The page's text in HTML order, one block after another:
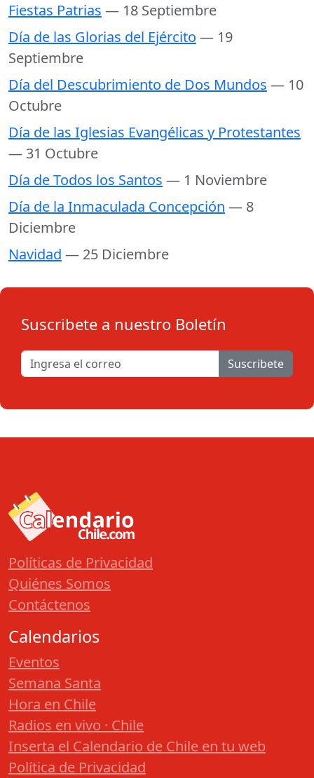
Fiestas Patrias — 18 Septiembre
Día de las Glorias del Ejército — 19
Septiembre
Día del Descubrimiento de Dos Mundos — 10
Octubre
Día de las Iglesias Evangélicas y Protestantes
— 31 Octubre
Día de Todos los Santos — 1 Noviembre
Día de la Inmaculada Concepción — 8
Diciembre
Navidad — 25 Diciembre
Suscribete a nuestro Boletín
Suscribete
Políticas de Privacidad
Quiénes Somos
Contáctenos
Calendarios
Eventos
Semana Santa
Hora en Chile
Radios en vivo · Chile
Inserta el Calendario de Chile en tu web
Política de Privacidad